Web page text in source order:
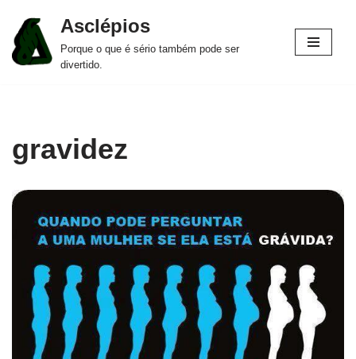
Pular
para
Asclépios
Porque o que é sério também pode ser
divertido.
gravidez